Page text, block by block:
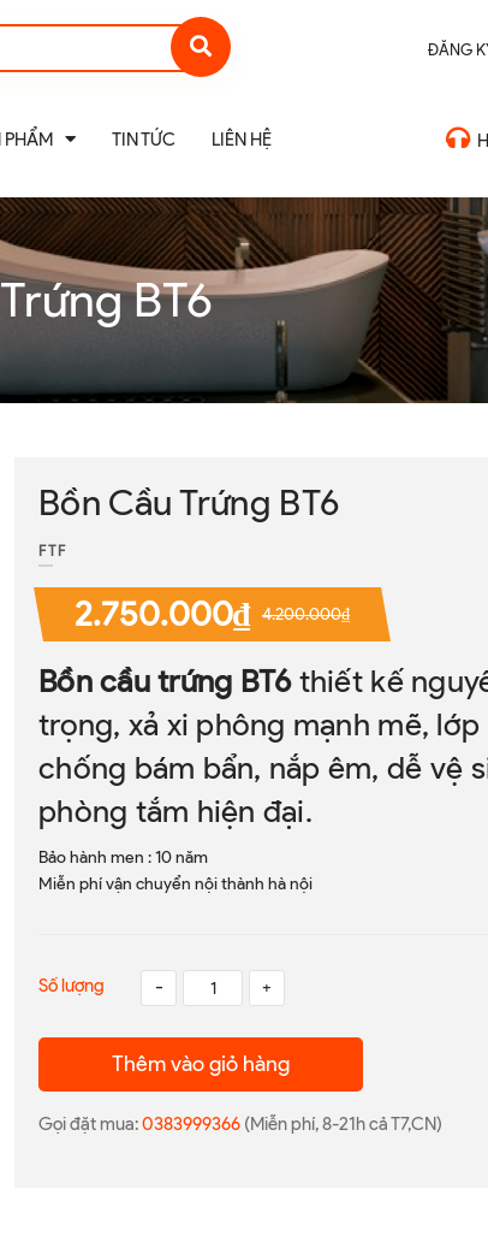
ĐĂNG
PHẨM TIN TỨC LIÊN HỆ
BT6
Bồn Cầu Trứng BT6
FTF
2.750.000₫ 4.200.000₫
Bồn cầu trứng BT6thiết kế
trọng, xả xi phông mạnh mẽ,
chống bám bẩn, nắp êm, dễ vệ
phòng tắm hiện đại.
Bảo hành men : 10 năm
Miễn phí vận chuyển nội thành hà nội
Số lượng - +
Thêm vào giỏ hàng
Gọi đặt mua:0383999366 (Miễn phí, 8-21h cả T7,CN)